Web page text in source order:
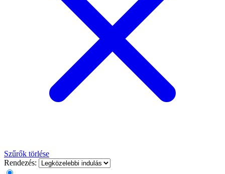
Szűrők törlése
Rendezés: